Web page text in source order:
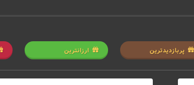
پربازدیدترین ارزانترین